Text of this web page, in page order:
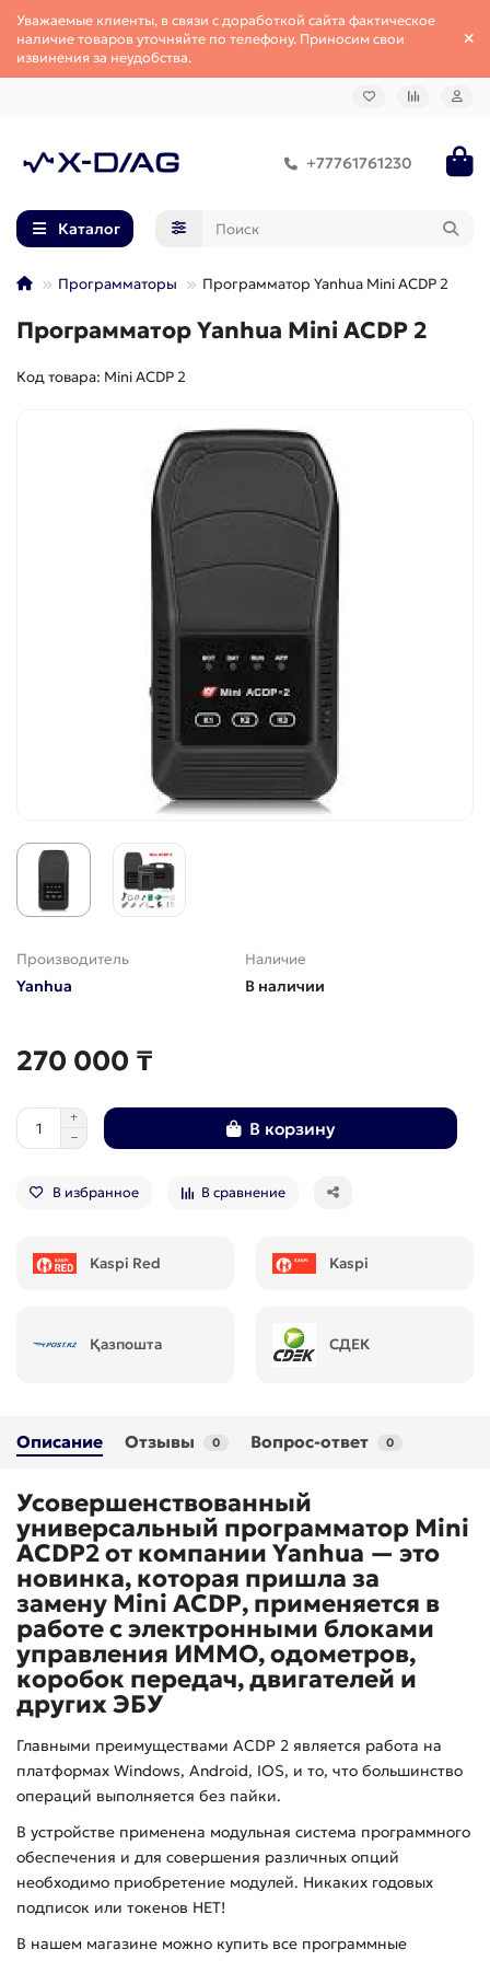
Уважаемые клиенты, в связи с доработкой сайта фактическое
наличие товаров уточняйте по телефону. Приносим свои
извинения за неудобства.
+77761761230
Каталог
Программаторы Программатор Yanhua Mini ACDP 2
Программатор Yanhua Mini ACDP 2
Код товара: Mini ACDP 2
Производитель
Yanhua
Наличие
В наличии
270 000 ₸
В корзину
В избранное В сравнение
Kaspi Red Kaspi
Қазпошта СДЕК
Описание Отзывы 0 Вопрос-ответ 0
Усовершенствованный
универсальный программатор Mini
ACDP2 от компании Yanhua — это
новинка, которая пришла за
замену Mini ACDP, применяется в
работе с электронными блоками
управления ИММО, одометров,
коробок передач, двигателей и
других ЭБУ
Главными преимуществами ACDP 2 является работа на
платформах Windows, Android, IOS, и то, что большинство
операций выполняется без пайки.
В устройстве применена модульная система программного
обеспечения и для совершения различных опций
необходимо приобретение модулей. Никаких годовых
подписок или токенов НЕТ!
В нашем магазине можно купить все программные